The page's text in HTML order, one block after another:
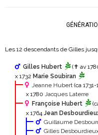
Les 12 descendants de Gilles
Gilles Hubert
(✝ av
x 1732 Marie Soubiran
Jeanne Hubert (ca 1731-
x 1780 Jacques Laterre
Françoise Hubert
x 1764 Jean
Guillaume
Gilles